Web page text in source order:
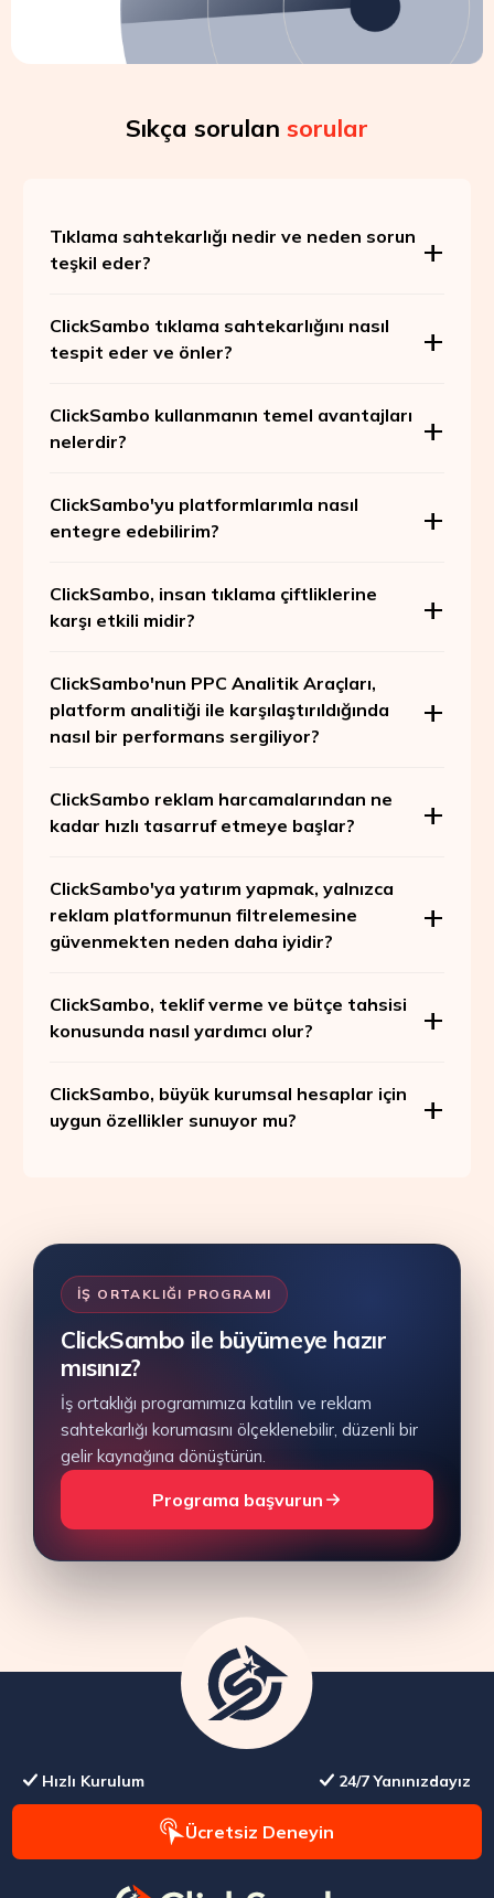
Sıkça sorulan sorular
Tıklama sahtekarlığı nedir ve neden sorun
teşkil eder?
ClickSambo tıklama sahtekarlığını nasıl
tespit eder ve önler?
ClickSambo kullanmanın temel avantajları
nelerdir?
ClickSambo'yu platformlarımla nasıl
entegre edebilirim?
ClickSambo, insan tıklama çiftliklerine
karşı etkili midir?
ClickSambo'nun PPC Analitik Araçları,
platform analitiği ile karşılaştırıldığında
nasıl bir performans sergiliyor?
ClickSambo reklam harcamalarından ne
kadar hızlı tasarruf etmeye başlar?
ClickSambo'ya yatırım yapmak, yalnızca
reklam platformunun filtrelemesine
güvenmekten neden daha iyidir?
ClickSambo, teklif verme ve bütçe tahsisi
konusunda nasıl yardımcı olur?
ClickSambo, büyük kurumsal hesaplar için
uygun özellikler sunuyor mu?
İŞ ORTAKLIĞI PROGRAMI
ClickSambo ile büyümeye hazır
mısınız?
İş ortaklığı programımıza katılın ve reklam
sahtekarlığı korumasını ölçeklenebilir, düzenli bir
gelir kaynağına dönüştürün.
Programa başvurun
Hızlı Kurulum 24/7 Yanınızdayız
Ücretsiz Deneyin